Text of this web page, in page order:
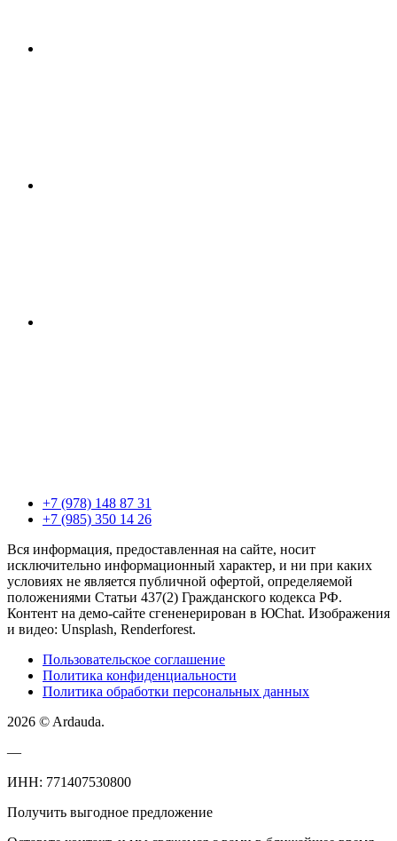
+7 (978) 148 87 31
+7 (985) 350 14 26
Вся информация, предоставленная на сайте, носит
исключительно информационный характер, и ни при каких
условиях не является публичной офертой, определяемой
положениями Статьи 437(2) Гражданского кодекса РФ.
Контент на демо-сайте сгененерирован в ЮChat. Изображения
и видео: Unsplash, Renderforest.
Пользовательское соглашение
Политика конфиденциальности
Политика обработки персональных данных
2026 © Ardauda.
—
ИНН: 771407530800
Получить выгодное предложение